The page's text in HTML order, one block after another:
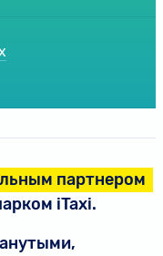
партнером
iTaxi.